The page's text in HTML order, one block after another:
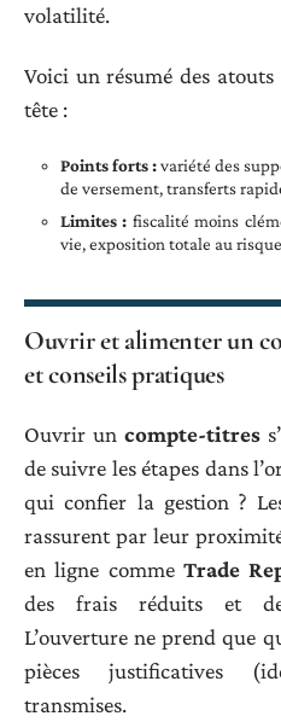
volatilité.
Voici un résumé des
tête :
Points forts :variété des
de versement, transferts
Limites : fiscalité moins
vie, exposition totale au
Ouvrir et alimenter un
et conseils pratiques
Ouvrir un compte-titres
de suivre les étapes dans
qui confier la gestion ?
rassurent par leur
en ligne comme Trade
des frais réduits et
L’ouverture ne prend que
pièces justificatives
transmises.